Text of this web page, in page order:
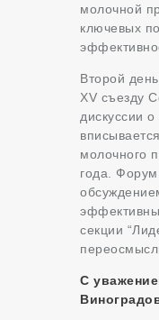
молочной
ключевых
Второй
XV съезду
дискуссии
молочного
года.
секции
С